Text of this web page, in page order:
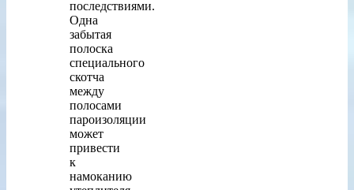
последствиями.
Одна
забытая
полоска
специального
скотча
между
полосами
пароизоляции
может
привести
к
намоканию